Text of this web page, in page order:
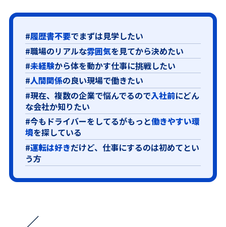
#履歴書不要でまずは見学したい
#職場のリアルな雰囲気を見てから決めたい
#未経験から体を動かす仕事に挑戦したい
#人間関係の良い現場で働きたい
#現在、複数の企業で悩んでるので入社前にどん
な会社か知りたい
#今もドライバーをしてるがもっと働きやすい環
境を探している
#運転は好きだけど、仕事にするのは初めてとい
う方